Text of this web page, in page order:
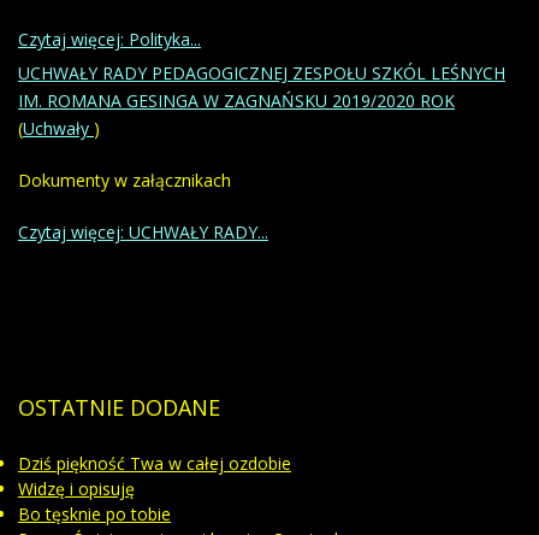
Czytaj więcej: Polityka...
UCHWAŁY RADY PEDAGOGICZNEJ ZESPOŁU SZKÓL LEŚNYCH
IM. ROMANA GESINGA W ZAGNAŃSKU 2019/2020 ROK
(Uchwały )
Dokumenty w załącznikach
Czytaj więcej: UCHWAŁY RADY...
OSTATNIE DODANE
Dziś piękność Twa w całej ozdobie
Widzę i opisuję
Bo tęsknie po tobie